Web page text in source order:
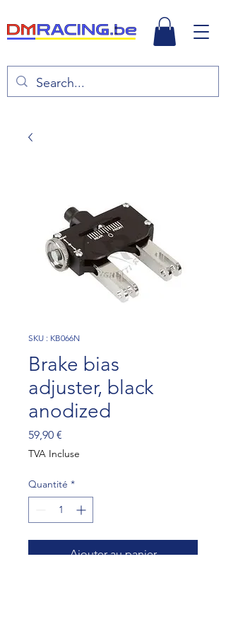
SKU : KB066N
Brake bias
adjuster, black
anodized
59,90 €
TVA Incluse
Quantité *
Ajouter au panier